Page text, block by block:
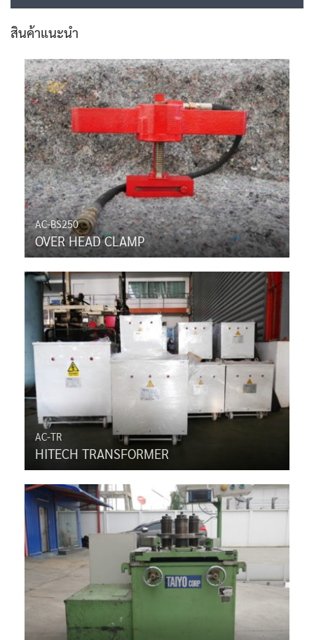
สินค้าแนะนำ
AC-BS250
OVER HEAD CLAMP
AC-TR
HITECH TRANSFORMER